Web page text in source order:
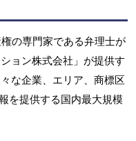
の専門家である弁理士が
ョン株式会社」が提供す
な企業、エリア、商標区
を提供する国内最大規模